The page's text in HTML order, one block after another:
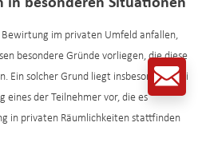
in besonderen Situationen
im privaten Umfeld anfallen,
besondere Gründe vorliegen, die diese
Ein solcher Grund liegt insbesondere bei
eines der Teilnehmer vor, die es
in privaten Räumlichkeiten stattfinden